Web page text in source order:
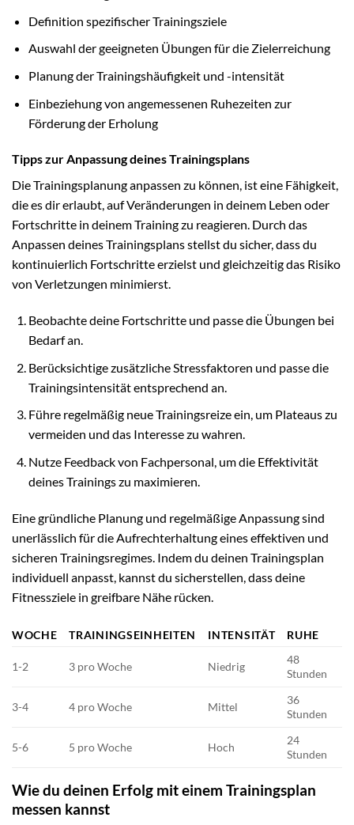
Definition spezifischer Trainingsziele
Auswahl der geeigneten Übungen für die Zielerreichung
Planung der Trainingshäufigkeit und -intensität
Einbeziehung von angemessenen Ruhezeiten zur
Förderung der Erholung
Tipps zur Anpassung deines Trainingsplans
Die Trainingsplanung anpassen zu können, ist eine Fähigkeit,
die es dir erlaubt, auf Veränderungen in deinem Leben oder
Fortschritte in deinem Training zu reagieren. Durch das
Anpassen deines Trainingsplans stellst du sicher, dass du
kontinuierlich Fortschritte erzielst und gleichzeitig das Risiko
von Verletzungen minimierst.
Beobachte deine Fortschritte und passe die Übungen bei
Bedarf an.
Berücksichtige zusätzliche Stressfaktoren und passe die
Trainingsintensität entsprechend an.
Führe regelmäßig neue Trainingsreize ein, um Plateaus zu
vermeiden und das Interesse zu wahren.
Nutze Feedback von Fachpersonal, um die Effektivität
deines Trainings zu maximieren.
Eine gründliche Planung und regelmäßige Anpassung sind
unerlässlich für die Aufrechterhaltung eines effektiven und
sicheren Trainingsregimes. Indem du deinen Trainingsplan
individuell anpasst, kannst du sicherstellen, dass deine
Fitnessziele in greifbare Nähe rücken.
WOCHE TRAININGSEINHEITEN INTENSITÄT RUHE
1-2 3 pro Woche Niedrig
48
Stunden
3-4 4 pro Woche Mittel
36
Stunden
5-6 5 pro Woche Hoch
24
Stunden
Wie du deinen Erfolg mit einem Trainingsplan
messen kannst